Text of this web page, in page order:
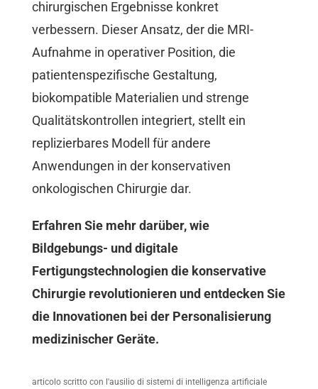
chirurgischen Ergebnisse konkret
verbessern. Dieser Ansatz, der die MRI-
Aufnahme in operativer Position, die
patientenspezifische Gestaltung,
biokompatible Materialien und strenge
Qualitätskontrollen integriert, stellt ein
replizierbares Modell für andere
Anwendungen in der konservativen
onkologischen Chirurgie dar.
Erfahren Sie mehr darüber, wie
Bildgebungs- und digitale
Fertigungstechnologien die konservative
Chirurgie revolutionieren und entdecken Sie
die Innovationen bei der Personalisierung
medizinischer Geräte.
articolo scritto con l'ausilio di sistemi di intelligenza artificiale